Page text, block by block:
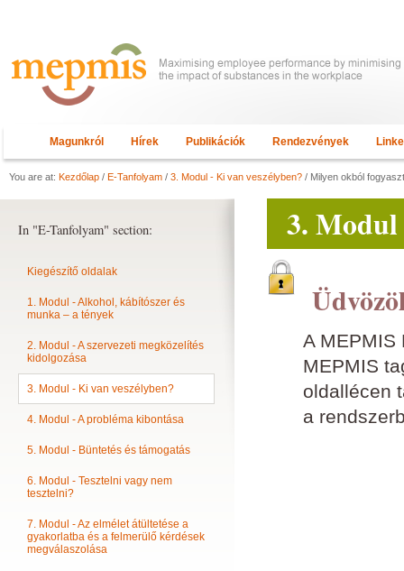
Magunkról Hírek Publikációk Rendezvények
You are at: Kezdőlap / E-Tanfolyam / 3. Modul - Ki van veszélyben? / Milyen okból
3. Modul
A MEPMIS
MEPMIS
oldallécen
a
In "E-Tanfolyam" section:
Kiegészítő oldalak
1. Modul - Alkohol, kábítószer és
munka – a tények
2. Modul - A szervezeti megközelítés
kidolgozása
3. Modul - Ki van veszélyben?
4. Modul - A probléma kibontása
5. Modul - Büntetés és támogatás
6. Modul - Tesztelni vagy nem
tesztelni?
7. Modul - Az elmélet átültetése a
gyakorlatba és a felmerülő kérdések
megválaszolása